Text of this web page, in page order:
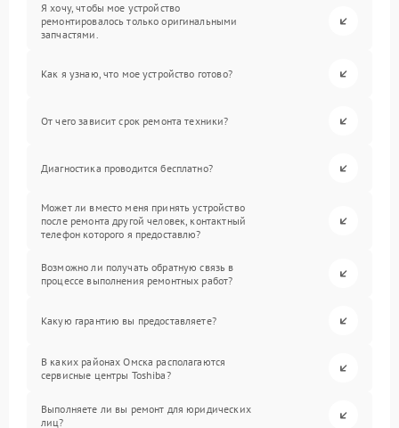
Я хочу, чтобы мое устройство
ремонтировалось только оригинальными
запчастями.
Как я узнаю, что мое устройство готово?
От чего зависит срок ремонта техники?
Диагностика проводится бесплатно?
Может ли вместо меня принять устройство
после ремонта другой человек, контактный
телефон которого я предоставлю?
Возможно ли получать обратную связь в
процессе выполнения ремонтных работ?
Какую гарантию вы предоставляете?
В каких районах Омска располагаются
сервисные центры Toshiba?
Выполняете ли вы ремонт для юридических
лиц?